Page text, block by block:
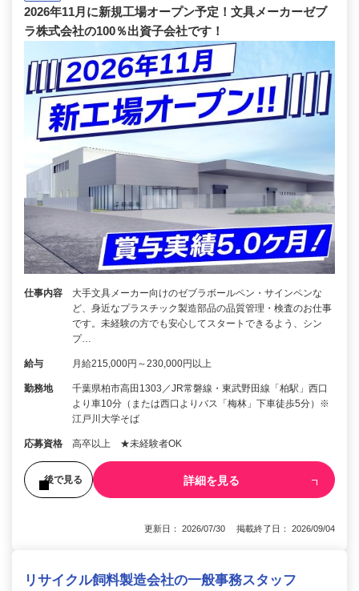
2026年11月に新規工場オープン予定！文具メーカーゼブ
ラ株式会社の100％出資子会社です！
仕事内容
大手文具メーカー向けのゼブラボールペン・サインペンな
ど、身近なプラスチック製造部品の品質管理・検査のお仕事
です。未経験の方でも安心してスタートできるよう、シン
プ…
給与 月給215,000円～230,000円以上
勤務地
千葉県柏市高田1303／JR常磐線・東武野田線「柏駅」西口
より車10分（または西口よりバス「梅林」下車徒歩5分）※
江戸川大学そば
応募資格 高卒以上 ★未経験者OK
後で見る 詳細を見る
更新日： 2026/07/30 掲載終了日： 2026/09/04
リサイクル飼料製造会社の一般事務スタッフ